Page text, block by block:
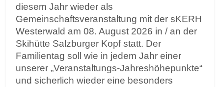
diesem Jahr wieder als
Gemeinschaftsveranstaltung mit der sKERH
Westerwald am 08. August 2026 in / an der
Skihütte Salzburger Kopf statt. Der
Familientag soll wie in jedem Jahr einer
unserer „Veranstaltungs-Jahreshöhepunkte“
und sicherlich wieder eine besonders